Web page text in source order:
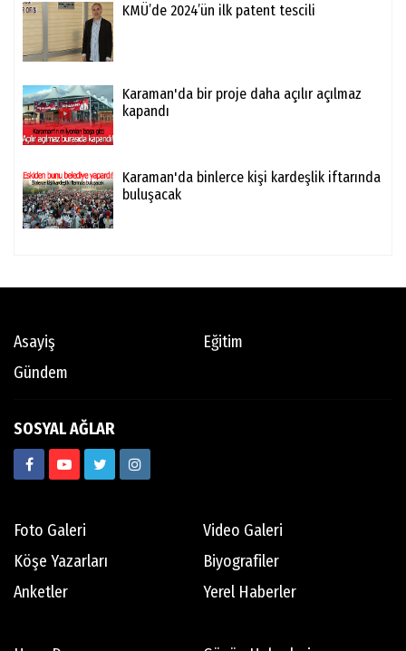
KMÜ’de 2024’ün ilk patent tescili
Karaman'da bir proje daha açılır açılmaz
kapandı
Karaman'da binlerce kişi kardeşlik iftarında
buluşacak
Asayiş
Eğitim
Gündem
SOSYAL AĞLAR
Foto Galeri
Video Galeri
Köşe Yazarları
Biyografiler
Anketler
Yerel Haberler